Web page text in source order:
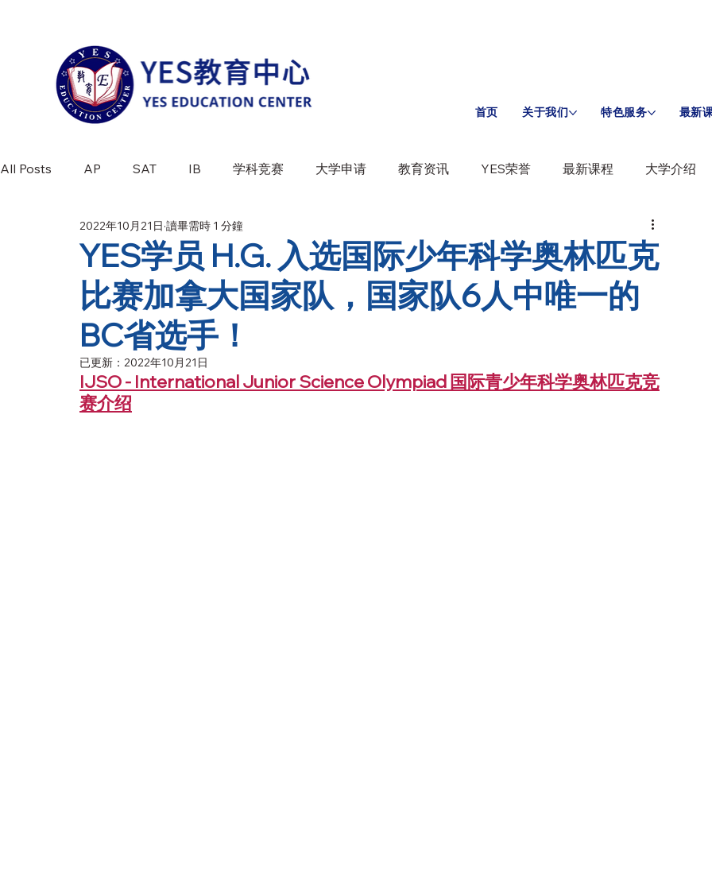
All Posts AP SAT IB 学科竞赛 大学申请 教育资讯 YES荣誉 最新课程 大学介绍
学科介绍 竞赛百科 最新活动
YES学员 H.G. 入选国际少年科学奥林匹克
比赛加拿大国家队，国家队6人中唯一的
BC省选手！
2022年10月21日 讀畢需時 1 分鐘
已更新： 2022年10月21日
IJSO - International Junior Science Olympiad 国际青少年科学奥林匹克竞
赛介绍
首页 关于我们 特色服务 最新